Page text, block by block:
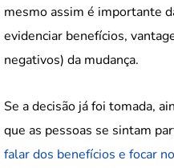
mesmo assim é importante
evidenciar benefícios,
negativos) da mudança.
Se a decisão já foi tomada,
que as pessoas se sintam
falar dos benefícios e focar